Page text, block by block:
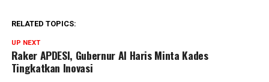
RELATED TOPICS:
UP NEXT
Raker APDESI, Gubernur Al Haris Minta Kades
Tingkatkan Inovasi